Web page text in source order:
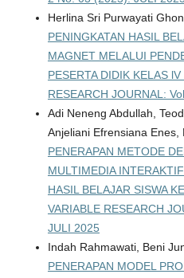
Herlina Sri Purwayati
PENINGKATAN HASIL
MAGNET MELALUI
PESERTA DIDIK KELAS
RESEARCH JOURNAL:
Adi Neneng Abdullah,
Anjeliani Efrensiana Enes,
PENERAPAN METODE
MULTIMEDIA
HASIL BELAJAR SISWA
VARIABLE RESEARCH
JULI 2025
Indah Rahmawati, Beni
PENERAPAN MODEL